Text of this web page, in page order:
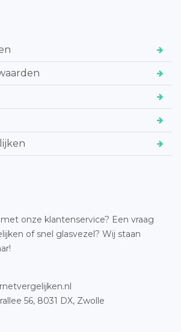
onze klantenservice? Een vraag
of snel glasvezel? Wij staan
56, 8031 DX, Zwolle